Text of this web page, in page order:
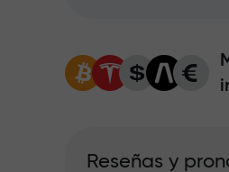
Reseñas y